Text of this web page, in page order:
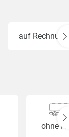
auf Rechnung
ohne